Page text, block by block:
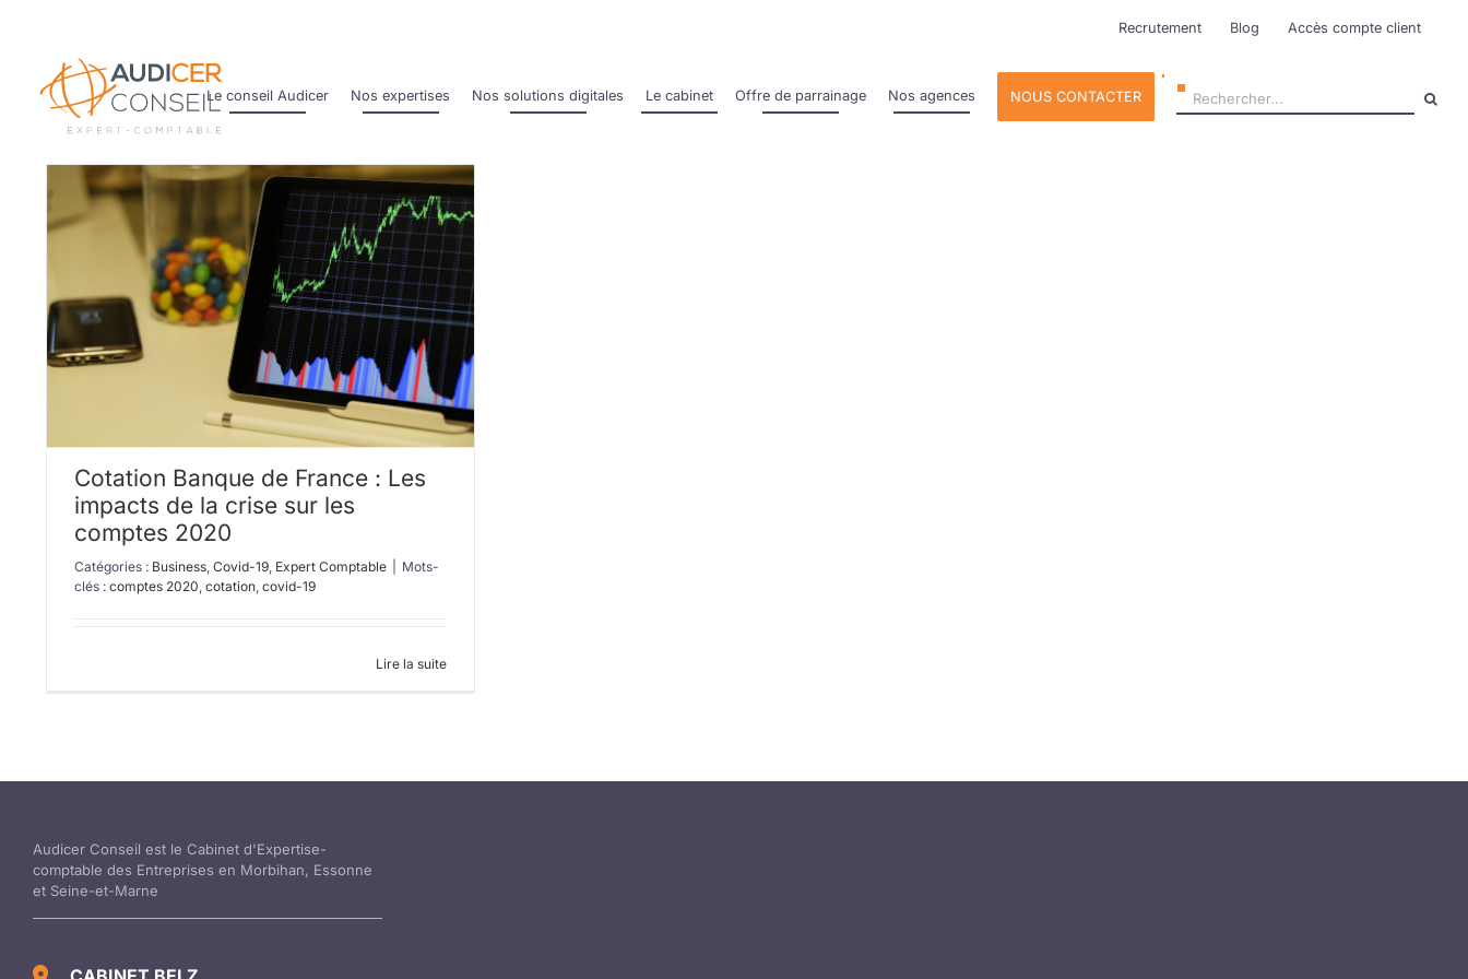
Recrutement Blog Accès compte client
Le conseil Audicer Nos expertises Nos solutions digitales Le cabinet Offre de parrainage Nos agences NOUS CONTACTER Rechercher:
Cotation Banque de France : Les
impacts de la crise sur les
comptes 2020
Catégories : Business, Covid-19, Expert Comptable
Mots-
clés : comptes 2020, cotation, covid-19
Lire la suite
Audicer Conseil est le Cabinet d'Expertise-
comptable des Entreprises en Morbihan, Essonne
et Seine-et-Marne